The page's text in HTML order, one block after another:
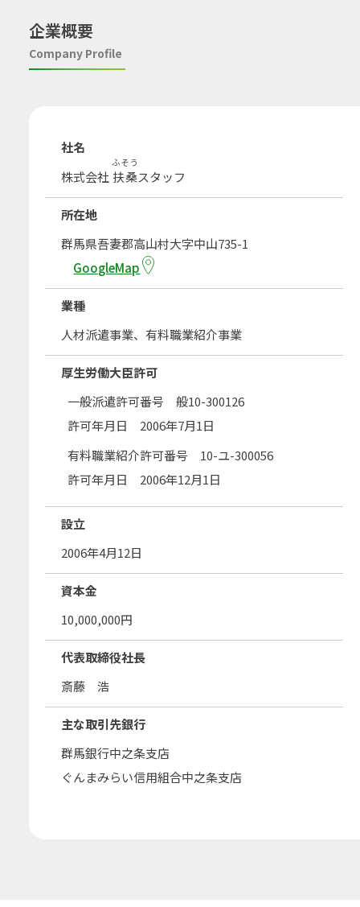
企業概要
Company Profile
社名
株式会社 扶桑
ふそう
スタッフ
所在地
群馬県吾妻郡高山村大字中山735-1
GoogleMap
業種
人材派遣事業、有料職業紹介事業
厚生労働大臣許可
一般派遣許可番号 般10-300126
許可年月日 2006年7月1日
有料職業紹介許可番号 10-ユ-300056
許可年月日 2006年12月1日
設立
2006年4月12日
資本金
10,000,000円
代表取締役社長
斎藤 浩
主な取引先銀行
群馬銀行中之条支店
ぐんまみらい信用組合中之条支店